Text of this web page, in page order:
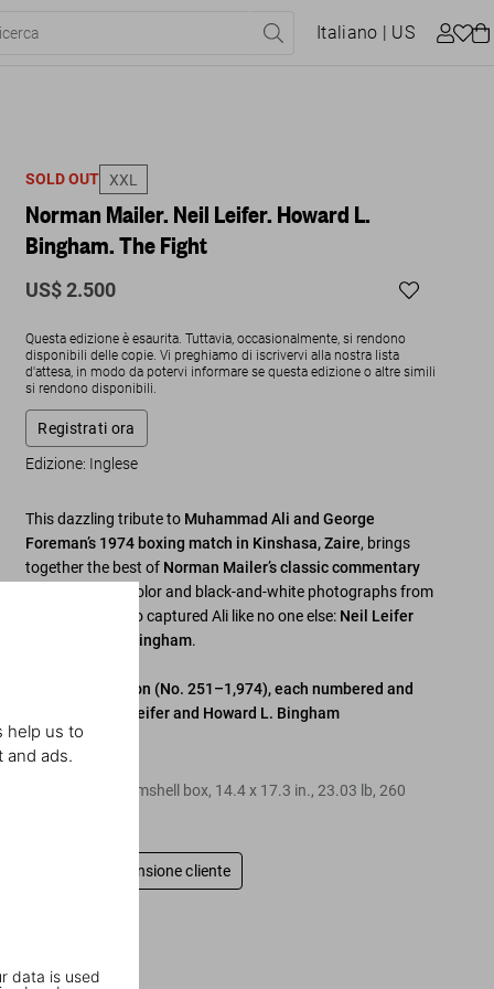
help us to
and ads.
data is used
Italiano | US
SOLD OUT XXL
Norman Mailer. Neil Leifer. Howard L.
Bingham. The Fight
US$ 2.500
Questa edizione è esaurita. Tuttavia, occasionalmente, si rendono
disponibili delle copie. Vi preghiamo di iscrivervi alla nostra lista
d'attesa, in modo da potervi informare se questa edizione o altre simili
si rendono disponibili.
Registrati ora
Edizione: Inglese
This dazzling tribute to Muhammad Ali and George
Foreman’s 1974 boxing match in Kinshasa, Zaire, brings
together the best of Norman Mailer’s classic commentary
with color and black-and-white photographs from
the two men who captured Ali like no one else: Neil Leifer
and Howard L. Bingham.
Collector's Edition (No. 251–1,974), each numbered and
signed by Neil Leifer and Howard L. Bingham
Edition of 1,724
Hardcover in clamshell box, 14.4x 17.3 in.,23.03 lb,260
Scrivi una recensione cliente